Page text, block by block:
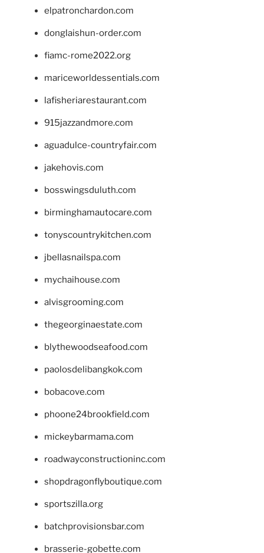
elpatronchardon.com
donglaishun-order.com
fiamc-rome2022.org
mariceworldessentials.com
lafisheriarestaurant.com
915jazzandmore.com
aguadulce-countryfair.com
jakehovis.com
bosswingsduluth.com
birminghamautocare.com
tonyscountrykitchen.com
jbellasnailspa.com
mychaihouse.com
alvisgrooming.com
thegeorginaestate.com
blythewoodseafood.com
paolosdelibangkok.com
bobacove.com
phoone24brookfield.com
mickeybarmama.com
roadwayconstructioninc.com
shopdragonflyboutique.com
sportszilla.org
batchprovisionsbar.com
brasserie-gobette.com